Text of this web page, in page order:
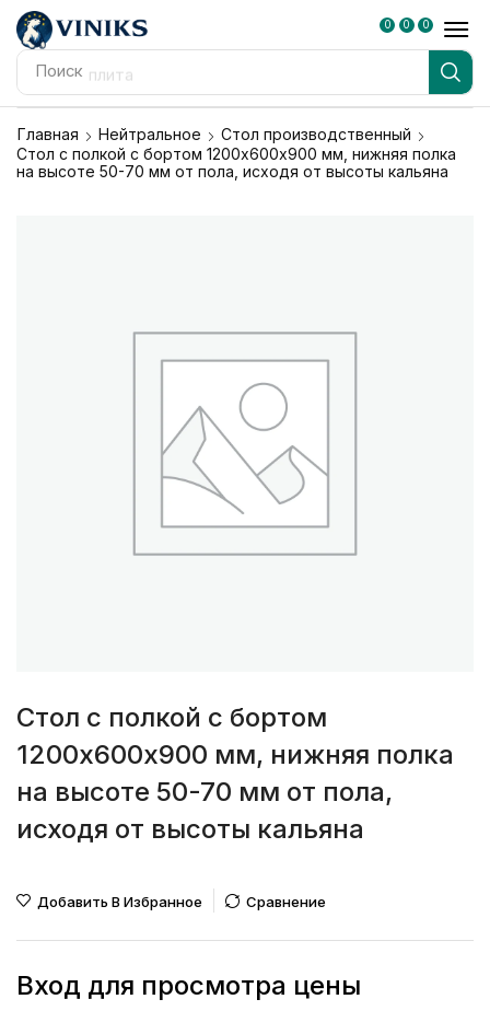
Поиск плита
0 0 0
Главная Нейтральное
Стол производственный
Стол с полкой с бортом 1200х600х900 мм, нижняя полка
на высоте 50-70 мм от пола, исходя от высоты кальяна
Стол с полкой с бортом
1200х600х900 мм, нижняя полка
на высоте 50-70 мм от пола,
исходя от высоты кальяна
Добавить В Избранное Сравнение
Вход для просмотра цены